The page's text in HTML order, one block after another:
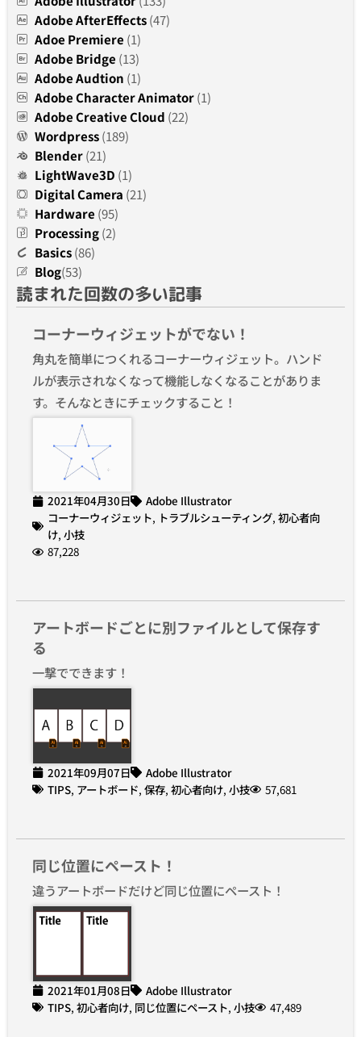
Adobe AfterEffects(47)
Adoe Premiere (1)
Adobe Bridge (13)
Adobe Audtion (1)
Adobe Character Animator(1)
Adobe Creative Cloud (22)
Wordpress(189)
Blender(21)
LightWave3D (1)
Digital Camera (21)
Hardware (95)
Processing(2)
Basics(86)
Blog(53)
読まれた回数の多い記事
コーナーウィジェットがでない！
角丸を簡単につくれるコーナーウィジェット。ハンド
ルが表示されなくなって機能しなくなることがありま
す。そんなときにチェックすること！
2021年04月30日
Adobe Illustrator
コーナーウィジェット, トラブルシューティング, 初心者向
け, 小技
87,228
アートボードごとに別ファイルとして保存す
る
一撃でできます！
2021年09月07日
Adobe Illustrator
TIPS, アートボード, 保存, 初心者向け, 小技 57,681
同じ位置にペースト！
違うアートボードだけど同じ位置にペースト！
2021年01月08日
Adobe Illustrator
TIPS, 初心者向け, 同じ位置にペースト, 小技 47,489